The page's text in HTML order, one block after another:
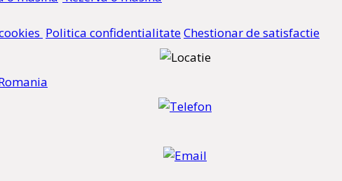
Politica confidentialitateChestionar de satisfactie